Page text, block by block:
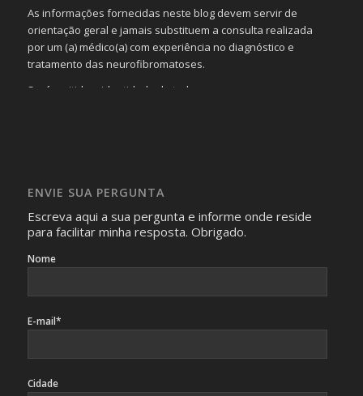
As informações fornecidas neste blog devem servir de
orientação geral e jamais substituem a consulta realizada
por um (a) médico(a) com experiência no diagnóstico e
tratamento das neurofibromatoses.
Será omitida a identidade de todas as pessoas que
identificação da pessoa fotografada.
ENVIE SUA PERGUNTA
Escreva aqui a sua pergunta e informe onde reside
para facilitar minha resposta. Obrigado.
Nome
E-mail*
Cidade